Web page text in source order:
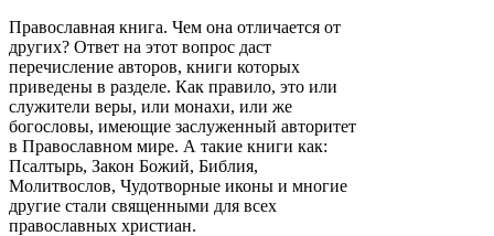
Православная книга. Чем она отличается от
других? Ответ на этот вопрос даст
перечисление авторов, книги которых
приведены в разделе. Как правило, это или
служители веры, или монахи, или же
богословы, имеющие заслуженный авторитет
в Православном мире. А такие книги как:
Псалтырь, Закон Божий, Библия,
Молитвослов, Чудотворные иконы и многие
другие стали священными для всех
православных христиан.